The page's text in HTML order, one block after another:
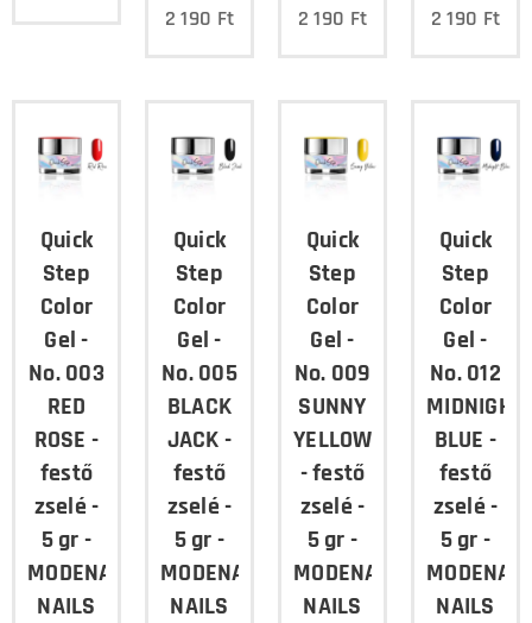
2 190 Ft 2 190 Ft 2 190 Ft
Quick
Step
Color
Gel -
No. 003
RED
ROSE -
festő
zselé -
5 gr -
MODENA
NAILS
Quick
Step
Color
Gel -
No. 005
BLACK
JACK -
festő
zselé -
5 gr -
MODENA
NAILS
Quick
Step
Color
Gel -
No. 009
SUNNY
YELLOW
- festő
zselé -
5 gr -
MODENA
NAILS
Quick
Step
Color
Gel -
No. 012
MIDNIGHT
BLUE -
festő
zselé -
5 gr -
MODENA
NAILS